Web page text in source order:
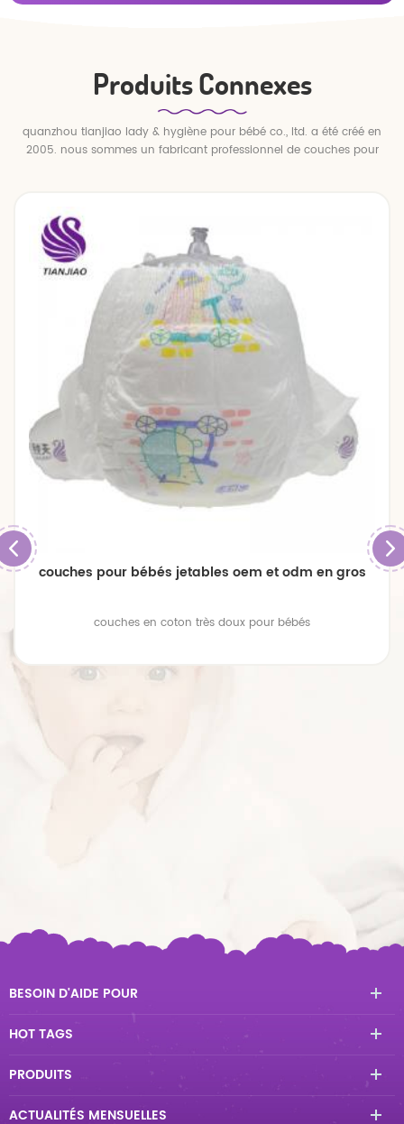
Produits Connexes
quanzhou tianjiao lady & hygiène pour bébé co., ltd. a été créé en
2005. nous sommes un fabricant professionnel de couches pour
couches pour bébés jetables oem et odm en gros
couches en coton très doux pour bébés
BESOIN D'AIDE POUR
HOT TAGS
PRODUITS
ACTUALITÉS MENSUELLES